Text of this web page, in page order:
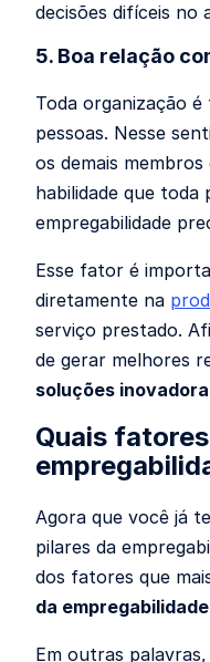
decisões difíceis no
5. Boa relação
Toda organização
pessoas. Nesse
os demais
habilidade que toda
empregabilidade
Esse fator é
diretamente na
serviço prestado.
de gerar melhores
soluções
Quais
Agora que você já
pilares da
dos fatores que
da
Em outras